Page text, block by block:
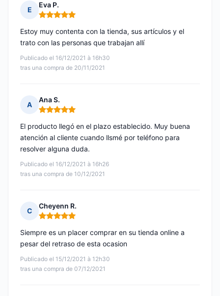
E
Eva P.
Nota: 5 de 5
Publicado el 16/12/2021 à 16h30
tras una compra de 20/11/2021
Estoy muy contenta con la tienda, sus artículos y el
trato con las personas que trabajan allí
A
Ana S.
Nota: 5 de 5
Publicado el 16/12/2021 à 16h26
tras una compra de 10/12/2021
El producto llegó en el plazo establecido. Muy buena
atención al cliente cuando llsmé por teléfono para
resolver alguna duda.
C
Cheyenn R.
Nota: 5 de 5
Publicado el 15/12/2021 à 12h30
tras una compra de 07/12/2021
Siempre es un placer comprar en su tienda online a
pesar del retraso de esta ocasion